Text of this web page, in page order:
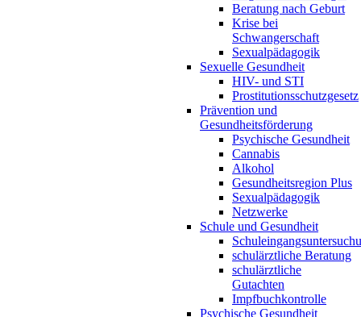
Beratung nach Geburt
Krise bei
Schwangerschaft
Sexualpädagogik
Sexuelle Gesundheit
HIV- und STI
Prostitutionsschutzgesetz
Prävention und
Gesundheitsförderung
Psychische Gesundheit
Cannabis
Alkohol
Gesundheitsregion Plus
Sexualpädagogik
Netzwerke
Schule und Gesundheit
schulärztliche Beratung
schulärztliche
Gutachten
Impfbuchkontrolle
Psychische Gesundheit